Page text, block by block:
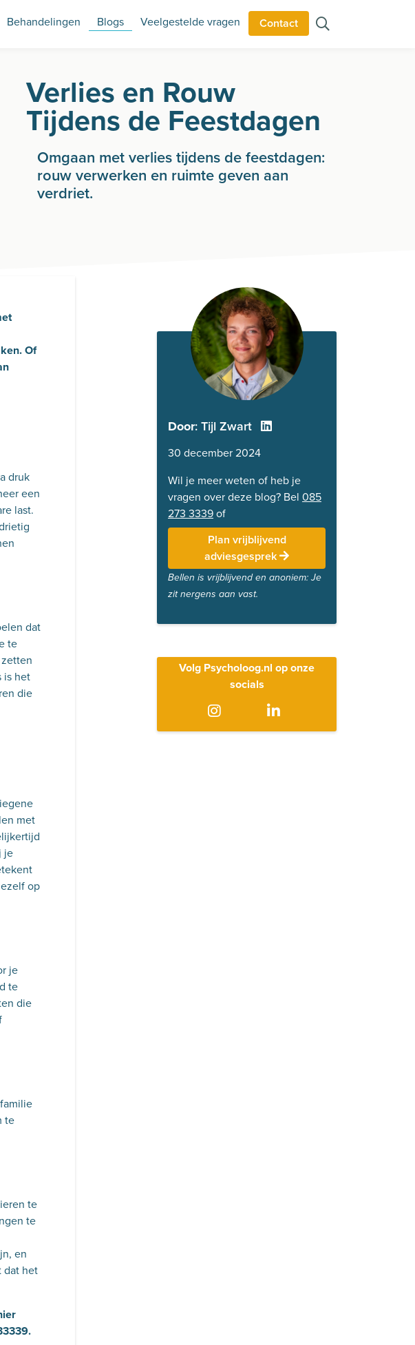
Behandelingen Blogs Veelgestelde vragen Contact
Verlies en Rouw
Tijdens de Feestdagen
Omgaan met verlies tijdens de feestdagen:
rouw verwerken en ruimte geven aan
verdriet.
Of
druk
een
last.
dat
te
is het
die
met
je
op
je
te
die
te
te
te
en
dat het
Door: Tijl Zwart
30 december 2024
Wil je meer weten of heb je
vragen over deze blog? Bel 085
273 3339of
Plan vrijblijvend
adviesgesprek
Bellen is vrijblijvend en anoniem: Je
zit nergens aan vast.
Volg Psycholoog.nl op onze
socials